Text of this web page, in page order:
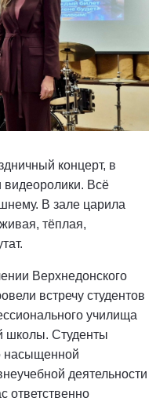
концерт, в
Всё
В зале царила
тёплая,
Верхнедонского
встречу студентов
училища
школы. Студенты
насыщенной
деятельности
ответственно